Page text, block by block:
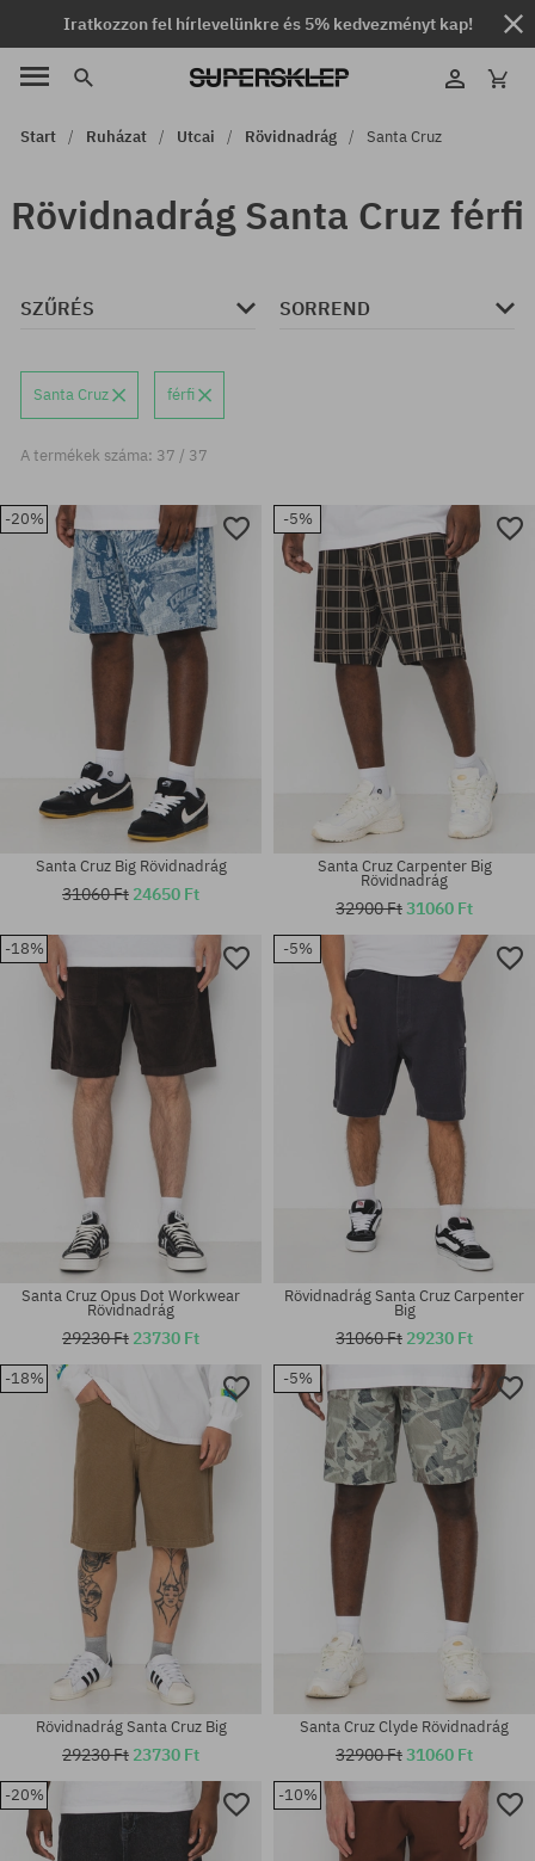
Iratkozzon fel hírlevelünkre és 5% kedvezményt kap!
Start Ruházat Utcai Rövidnadrág Santa Cruz
Rövidnadrág Santa Cruz férfi
SZŰRÉS SORREND
Santa Cruz férfi
A termékek száma: 37 / 37
-20%
Elérhető méretek:
Santa Cruz Big Rövidnadrág
31060 Ft 24650 Ft
-5%
Elérhető méretek:
30; 32
Santa Cruz Carpenter Big
Rövidnadrág
32900 Ft31060 Ft
-18%
Elérhető méretek:
30
Santa Cruz Opus Dot Workwear
Rövidnadrág
29230 Ft 23730 Ft
-5%
Elérhető méretek:
Rövidnadrág Santa Cruz Carpenter
Big
31060 Ft 29230 Ft
-18%
Rövidnadrág Santa Cruz Big
29230 Ft 23730 Ft
-5%
Santa Cruz Clyde Rövidnadrág
32900 Ft31060 Ft
-20% -10%